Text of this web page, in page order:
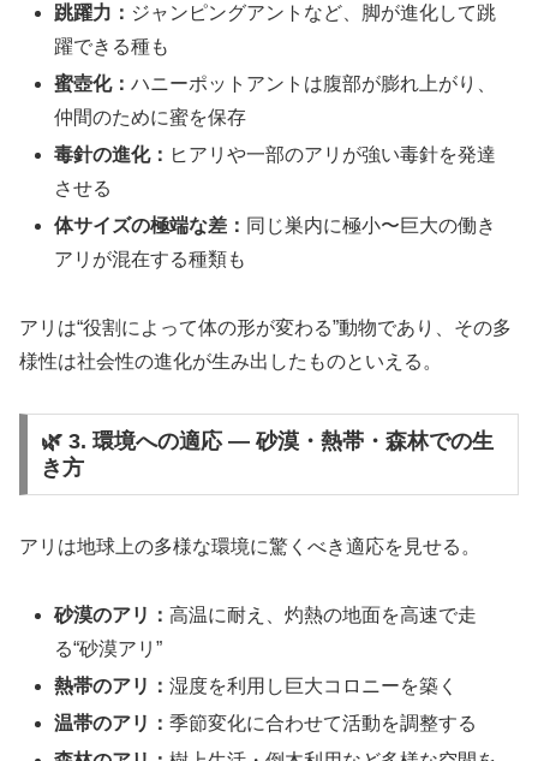
跳躍力： ジャンピングアントなど、脚が進化して跳
躍できる種も
蜜壺化：ハニーポットアントは腹部が膨れ上がり、
仲間のために蜜を保存
毒針の進化： ヒアリや一部のアリが強い毒針を発達
させる
体サイズの極端な差： 同じ巣内に極小〜巨大の働き
アリが混在する種類も
アリは“役割によって体の形が変わる”動物であり、その多
様性は社会性の進化が生み出したものといえる。
🌿 3. 環境への適応 ― 砂漠・熱帯・森林での生
き方
アリは地球上の多様な環境に驚くべき適応を見せる。
砂漠のアリ：高温に耐え、灼熱の地面を高速で走
る“砂漠アリ”
熱帯のアリ：湿度を利用し巨大コロニーを築く
温帯のアリ：季節変化に合わせて活動を調整する